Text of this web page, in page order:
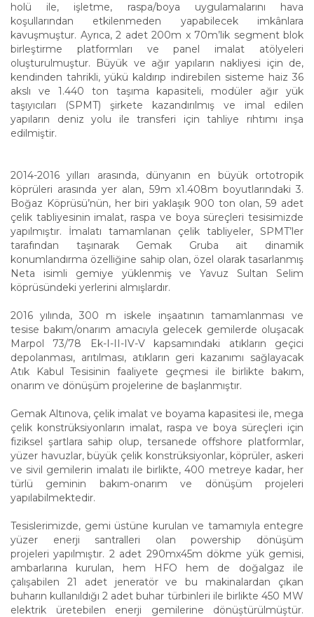
holü ile, işletme, raspa/boya uygulamalarını hava
koşullarından etkilenmeden yapabilecek imkânlara
kavuşmuştur. Ayrıca, 2 adet 200m x 70m’lik segment blok
birleştirme platformları ve panel imalat atölyeleri
oluşturulmuştur. Büyük ve ağır yapıların nakliyesi için de,
kendinden tahrikli, yükü kaldırıp indirebilen sisteme haiz 36
akslı ve 1.440 ton taşıma kapasiteli, modüler ağır yük
taşıyıcıları (SPMT) şirkete kazandırılmış ve imal edilen
yapıların deniz yolu ile transferi için tahliye rıhtımı inşa
edilmiştir.
2014-2016 yılları arasında, dünyanın en büyük ortotropik
köprüleri arasında yer alan, 59m x1.408m boyutlarındaki 3.
Boğaz Köprüsü’nün, her biri yaklaşık 900 ton olan, 59 adet
çelik tabliyesinin imalat, raspa ve boya süreçleri tesisimizde
yapılmıştır. İmalatı tamamlanan çelik tabliyeler, SPMT’ler
tarafından taşınarak Gemak Gruba ait dinamik
konumlandırma özelliğine sahip olan, özel olarak tasarlanmış
Neta isimli gemiye yüklenmiş ve Yavuz Sultan Selim
köprüsündeki yerlerini almışlardır.
2016 yılında, 300 m iskele inşaatının tamamlanması ve
tesise bakım/onarım amacıyla gelecek gemilerde oluşacak
Marpol 73/78 Ek-I-II-IV-V kapsamındaki atıkların geçici
depolanması, arıtılması, atıkların geri kazanımı sağlayacak
Atık Kabul Tesisinin faaliyete geçmesi ile birlikte bakım,
onarım ve dönüşüm projelerine de başlanmıştır.
Gemak Altınova, çelik imalat ve boyama kapasitesi ile, mega
çelik konstrüksiyonların imalat, raspa ve boya süreçleri için
fiziksel şartlara sahip olup, tersanede offshore platformlar,
yüzer havuzlar, büyük çelik konstrüksiyonlar, köprüler, askeri
ve sivil gemilerin imalatı ile birlikte, 400 metreye kadar, her
türlü geminin bakım-onarım ve dönüşüm projeleri
yapılabilmektedir.
Tesislerimizde, gemi üstüne kurulan ve tamamıyla entegre
yüzer enerji santralleri olan powership dönüşüm
projeleri yapılmıştır. 2 adet 290mx45m dökme yük gemisi,
ambarlarına kurulan, hem HFO hem de doğalgaz ile
çalışabilen 21 adet jeneratör ve bu makinalardan çıkan
buharın kullanıldığı 2 adet buhar türbinleri ile birlikte 450 MW
elektrik üretebilen enerji gemilerine dönüştürülmüştür.